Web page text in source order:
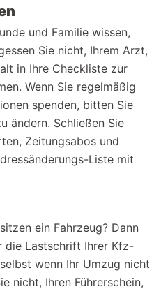
und Familie wissen,
Sie nicht, Ihrem Arzt,
in Ihre Checkliste zur
Wenn Sie regelmäßig
spenden, bitten Sie
ändern. Schließen Sie
Zeitungsabos und
Liste mit
ein Fahrzeug? Dann
die Lastschrift Ihrer Kfz-
wenn Ihr Umzug nicht
nicht, Ihren Führerschein,